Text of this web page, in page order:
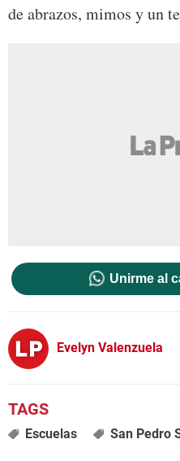
de abrazos, mimos y un
Unirme al
Evelyn Valenzuela
Escuelas San Pedro